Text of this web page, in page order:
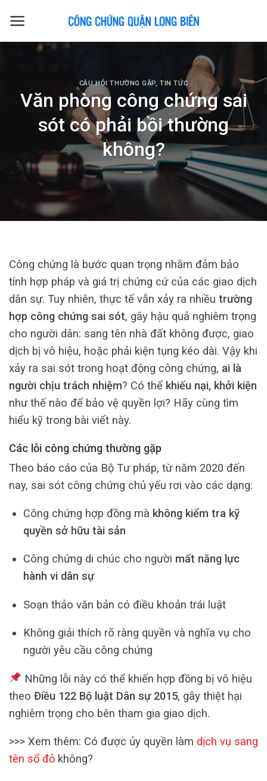
CÂU HỎI THƯỜNG GẶP,TIN TỨC
Văn phòng công chứng sai
sót có phải bồi thường
không?
Công chứng là bước quan trọng nhằm đảm bảo
tính hợp pháp và giá trị chứng cứ của các giao dịch
dân sự. Tuy nhiên, thực tế vẫn xảy ra nhiều trường
hợp công chứng sai sót, gây hậu quả nghiêm trọng
cho người dân: sang tên nhà đất không được, giao
dịch bị vô hiệu, hoặc phải kiện tụng kéo dài. Vậy khi
xảy ra sai sót trong hoạt động công chứng, ai là
người chịu trách nhiệm? Có thể khiếu nại, khởi kiện
như thế nào để bảo vệ quyền lợi? Hãy cùng tìm
hiểu kỹ trong bài viết này.
Các lỗi công chứng thường gặp
Theo báo cáo của Bộ Tư pháp, từ năm 2020 đến
nay, sai sót công chứng chủ yếu rơi vào các dạng:
Công chứng hợp đồng mà không kiểm tra kỹ
quyền sở hữu tài sản
Công chứng di chúc cho người mất năng lực
hành vi dân sự
Soạn thảo văn bản có điều khoản trái luật
Không giải thích rõ ràng quyền và nghĩa vụ cho
người yêu cầu công chứng
Những lỗi này có thể khiến hợp đồng bị vô hiệu
theo Điều 122 Bộ luật Dân sự 2015, gây thiệt hại
nghiêm trọng cho bên tham gia giao dịch.
>>> Xem thêm: Có được ủy quyền làm dịch vụ sang
tên sổ đỏ không?